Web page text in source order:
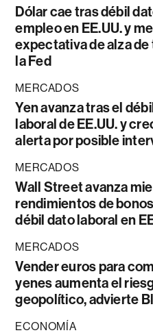
Dólar cae tras débil
empleo en EE.UU. y
expectativa de alza de
la Fed
MERCADOS
Yen avanza tras el
laboral de EE.UU. y
alerta por posible
MERCADOS
Wall Street avanza
rendimientos de
débil dato laboral en
MERCADOS
Vender euros para
yenes aumenta el
geopolítico, advierte
ECONOMÍA